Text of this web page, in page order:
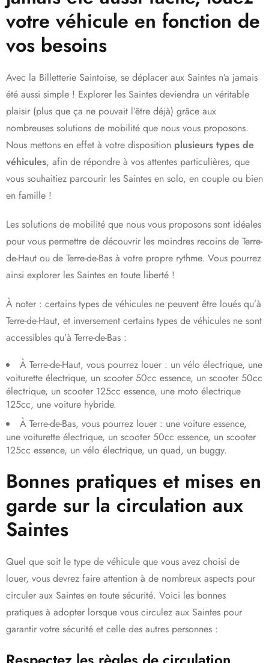
votre véhicule en fonction de
vos besoins
Avec la Billetterie Saintoise, se déplacer aux Saintes n’a jamais
été aussi simple ! Explorer les Saintes deviendra un véritable
plaisir (plus que ça ne pouvait l’être déjà) grâce aux
nombreuses solutions de mobilité que nous vous proposons.
Nous mettons en effet à votre disposition plusieurs types de
véhicules, afin de répondre à vos attentes particulières, que
vous souhaitiez parcourir les Saintes en solo, en couple ou bien
en famille !
Les solutions de mobilité que nous vous proposons sont idéales
pour vous permettre de découvrir les moindres recoins de Terre-
de-Haut ou de Terre-de-Bas à votre propre rythme. Vous pourrez
ainsi explorer les Saintes en toute liberté !
À noter : certains types de véhicules ne peuvent être loués qu’à
Terre-de-Haut, et inversement certains types de véhicules ne sont
accessibles qu’à Terre-de-Bas :
À Terre-de-Haut, vous pourrez louer : un vélo électrique, une
voiturette électrique, un scooter 50cc essence, un scooter 50cc
électrique, un scooter 125cc essence, une moto électrique
125cc, une voiture hybride.
À Terre-de-Bas, vous pourrez louer : une voiture essence,
une voiturette électrique, un scooter 50cc essence, un scooter
125cc essence, un vélo électrique, un quad, un buggy.
Bonnes pratiques et mises en
garde sur la circulation aux
Saintes
Quel que soit le type de véhicule que vous avez choisi de
louer, vous devrez faire attention à de nombreux aspects pour
circuler aux Saintes en toute sécurité. Voici les bonnes
pratiques à adopter lorsque vous circulez aux Saintes pour
garantir votre sécurité et celle des autres personnes :